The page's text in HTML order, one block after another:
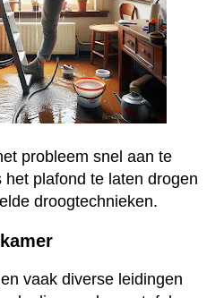
probleem snel aan te
plafond te laten drogen
droogtechnieken.
vaak diverse leidingen